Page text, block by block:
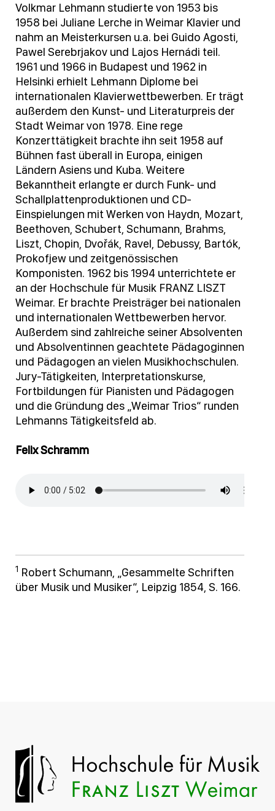
Volkmar Lehmann studierte von 1953 bis
1958 bei Juliane Lerche in Weimar Klavier und
nahm an Meisterkursen u.a. bei Guido Agosti,
Pawel Serebrjakov und Lajos Hernádi teil.
1961 und 1966 in Budapest und 1962 in
Helsinki erhielt Lehmann Diplome bei
internationalen Klavierwettbewerben. Er trägt
außerdem den Kunst- und Literaturpreis der
Stadt Weimar von 1978. Eine rege
Konzerttätigkeit brachte ihn seit 1958 auf
Bühnen fast überall in Europa, einigen
Ländern Asiens und Kuba. Weitere
Bekanntheit erlangte er durch Funk- und
Schallplattenproduktionen und CD-
Einspielungen mit Werken von Haydn, Mozart,
Beethoven, Schubert, Schumann, Brahms,
Liszt, Chopin, Dvořák, Ravel, Debussy, Bartók,
Prokofjew und zeitgenössischen
Komponisten. 1962 bis 1994 unterrichtete er
an der Hochschule für Musik FRANZ LISZT
Weimar. Er brachte Preisträger bei nationalen
und internationalen Wettbewerben hervor.
Außerdem sind zahlreiche seiner Absolventen
und Absolventinnen geachtete Pädagoginnen
und Pädagogen an vielen Musikhochschulen.
Jury-Tätigkeiten, Interpretationskurse,
Fortbildungen für Pianisten und Pädagogen
und die Gründung des „Weimar Trios“ runden
Lehmanns Tätigkeitsfeld ab.
Felix Schramm
1 Robert Schumann, „Gesammelte Schriften
über Musik und Musiker“, Leipzig 1854, S. 166.